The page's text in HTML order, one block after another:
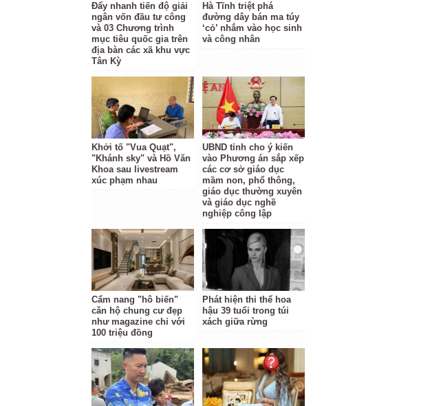
Đẩy nhanh tiến độ giải
ngân vốn đầu tư công
và 03 Chương trình
mục tiêu quốc gia trên
địa bàn các xã khu vực
Tân Kỳ
Hà Tĩnh triệt phá
đường dây bán ma túy
‘cỏ’ nhắm vào học sinh
và công nhân
Khởi tố "Vua Quạt",
"Khánh sky" và Hồ Văn
Khoa sau livestream
xúc phạm nhau
UBND tỉnh cho ý kiến
vào Phương án sắp xếp
các cơ sở giáo dục
mầm non, phổ thông,
giáo dục thường xuyên
và giáo dục nghề
nghiệp công lập
Cẩm nang "hô biến"
căn hộ chung cư đẹp
như magazine chỉ với
100 triệu đồng
Phát hiện thi thể hoa
hậu 39 tuổi trong túi
xách giữa rừng